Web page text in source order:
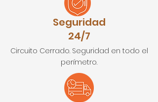
Seguridad
24/7
Circuito Cerrado. Seguridad en todo el
perímetro.